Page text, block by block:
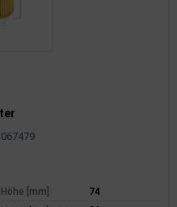
Höhe [mm]
74